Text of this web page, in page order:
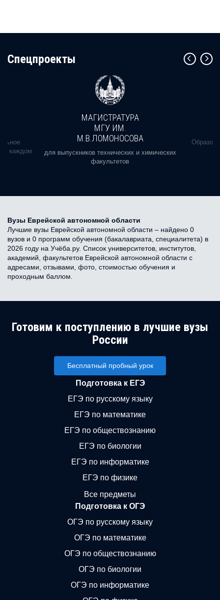
Cпецпроекты
в каждом
МАГИСТРАТУРА
МГУ ИМ.
М.В.ЛОМОНОСОВА
для выпускников технических и химических
факультетов
Вузы Еврейской автономной области
Лучшие вузы Еврейской автономной области – найдено 0
вузов и 0 программ обучения (бакалавриата, специалитета) в
2026 году на Учёба.ру. Список университетов, институтов,
академий, факультетов Еврейской автономной области с
адресами, отзывами, фото, стоимостью обучения и
проходным баллом.
Готовим к поступлению в лучшие вузы
России
Бесплатный пробный урок
Подготовка к ЕГЭ
ЕГЭ по русскому языку
ЕГЭ по математике
ЕГЭ по обществознанию
ЕГЭ по биологии
ЕГЭ по информатике
ЕГЭ по физике
Все предметы
Подготовка к ОГЭ
ОГЭ по русскому языку
ОГЭ по математике
ОГЭ по обществознанию
ОГЭ по биологии
ОГЭ по информатике